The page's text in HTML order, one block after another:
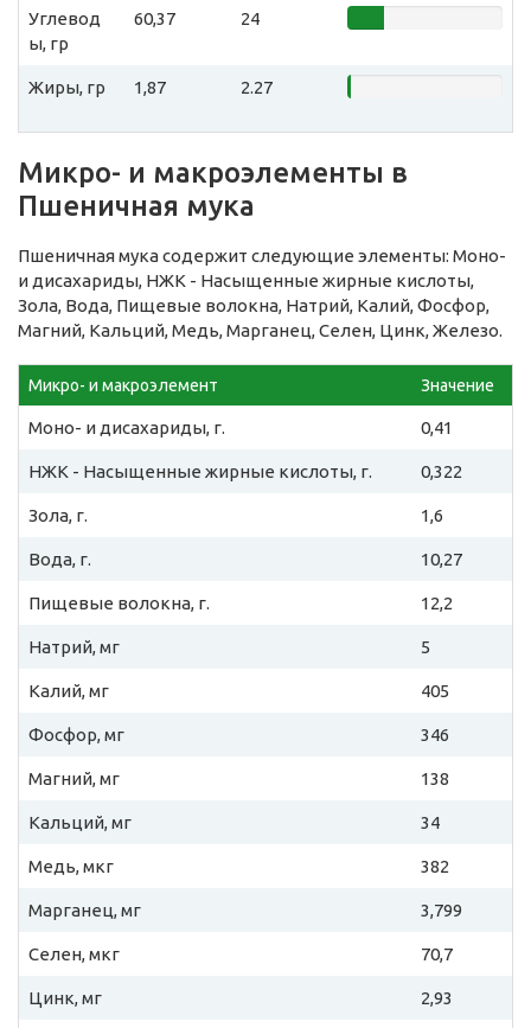
Углевод
ы, гр
60,37 24
Жиры, гр 1,87 2.27
Микро- и макроэлементы в
Пшеничная мука
Пшеничная мука содержит следующие элементы: Моно-
и дисахариды, НЖК - Насыщенные жирные кислоты,
Зола, Вода, Пищевые волокна, Натрий, Калий, Фосфор,
Магний, Кальций, Медь, Марганец, Селен, Цинк, Железо.
Микро- и макроэлемент Значение
Моно- и дисахариды, г. 0,41
НЖК - Насыщенные жирные кислоты, г. 0,322
Зола, г. 1,6
Вода, г. 10,27
Пищевые волокна, г. 12,2
Натрий, мг 5
Калий, мг 405
Фосфор, мг 346
Магний, мг 138
Кальций, мг 34
Медь, мкг 382
Марганец, мг 3,799
Селен, мкг 70,7
Цинк, мг 2,93